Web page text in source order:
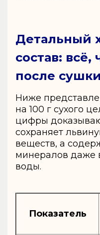
Детальный
состав: всё,
после сушки
Ниже
на 100 г сухого
цифры
сохраняет
веществ, а
минералов даже
воды.
Показатель